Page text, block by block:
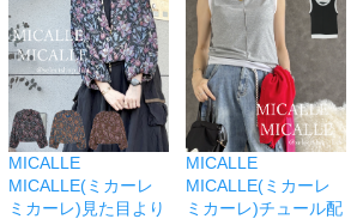
MICALLE
MICALLE(ミカーレ
ミカーレ)見た目より
MICALLE
MICALLE(ミカーレ
ミカーレ)チュール配